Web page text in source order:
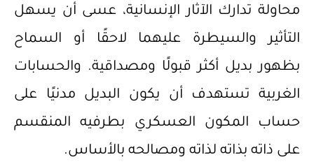
محاولة تدارك الآثار الإنسانية، عسى أن يسهل
التأثير والسيطرة عليهما لاحقًا أو السماح
بظهور بديل أكثر قبولًا ومصداقية. والحسابات
الغربية تستهدف أن يكون البديل مدنيًا على
حساب المكون العسكري بطرفيه المنقسم
على ذاته بذاته لذاته ومصالحه بالأساس.